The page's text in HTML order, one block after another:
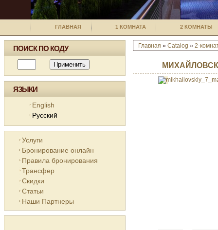
ГЛАВНАЯ 1 КОМНАТА 2 КОМНАТЫ
ПОИСК ПО КОДУ
ЯЗЫКИ
English
Русский
Услуги
Бронирование онлайн
Правила бронирования
Трансфер
Скидки
Статьи
Наши Партнеры
Главная » Catalog » 2-